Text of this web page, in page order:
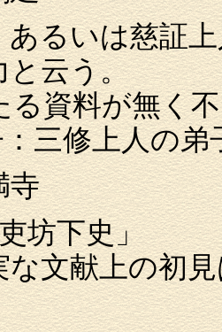
るいは慈証上
と云う。
る資料が無く
修上人の弟
寺
坊下史」
な文献上の初